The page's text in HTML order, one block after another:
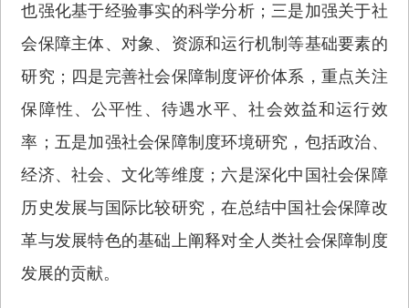
也强化基于经验事实的科学分析；三是加强关于社
会保障主体、对象、资源和运行机制等基础要素的
研究；四是完善社会保障制度评价体系，重点关注
保障性、公平性、待遇水平、社会效益和运行效
率；五是加强社会保障制度环境研究，包括政治、
经济、社会、文化等维度；六是深化中国社会保障
历史发展与国际比较研究，在总结中国社会保障改
革与发展特色的基础上阐释对全人类社会保障制度
发展的贡献。